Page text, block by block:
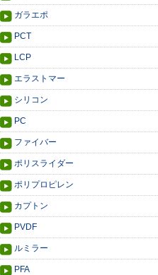
ガラエポ
PCT
LCP
エラストマー
シリコン
PC
ファイバー
ポリスライダー
ポリプロピレン
カプトン
PVDF
ルミラー
PFA